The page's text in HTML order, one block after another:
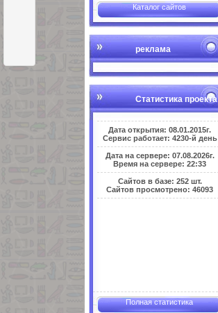
Каталог сайтов
реклама
Статистика проекта
Дата открытия: 08.01.2015г.
Сервис работает: 4230-й день
Дата на сервере: 07.08.2026г.
Время на сервере: 22:33
Сайтов в базе: 252 шт.
Сайтов просмотрено: 46093
Полная статистика